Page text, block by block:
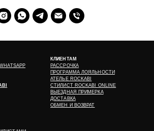
КЛИЕНТАМ
РАССРОЧКА
ПРОГРАММА ЛОЯЛЬНОСТИ
АТЕЛЬЕ ROCKABI
СТИЛИСТ ROCKABI ONLINE
ВЫЕЗДНАЯ ПРИМЕРКА
ДОСТАВКА
ОБМЕН И ВОЗВРАТ